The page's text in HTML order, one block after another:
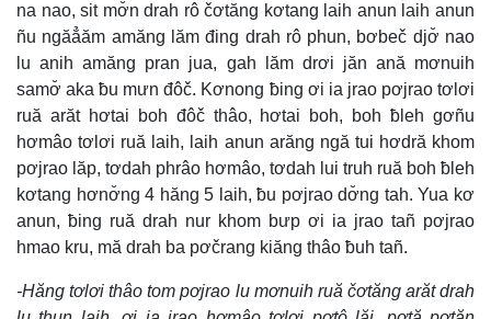
na nao, sit mơ̆n drah rô čơtăng kơtang laih anun laih anun
ñu ngăẳăm amăng lăm đing drah rô phun, bơbeč djơ̆ nao
lu anih amăng pran jua, gah lăm drơi jăn ană mơnuih
samơ̆ aka ƀu mưn đôč. Kơnong ƀing ơi ia jrao pơjrao tơlơi
ruă arăt hơtai boh đôč thâo, hơtai boh, boh ƀleh gơñu
hơmâo tơlơi ruă laih, laih anun arăng ngă tui hơdră khom
pơjrao lăp, tơdah phrâo hơmâo, tơdah lui truh ruă boh ƀleh
kơtang hơnơ̆ng 4 hăng 5 laih, ƀu pơjrao dơ̆ng tah. Yua kơ
anun, ƀing ruă drah nur khom bưp ơi ia jrao tañ pơjrao
hmao kru, mă drah ba pơčrang kiăng thâo ƀuh tañ.
-Hăng tơlơi thâo tom pơjrao lu mơnuih ruă čơtăng arăt drah